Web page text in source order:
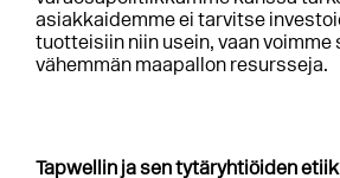
asiakkaidemme ei tarvitse
tuotteisiin niin usein, vaan voimme
vähemmän maapallon resursseja.
Tapwellin ja sen tytäryhtiöiden